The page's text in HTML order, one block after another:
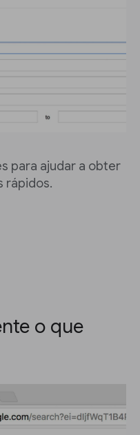
para ajudar a obter
rápidos.
o que